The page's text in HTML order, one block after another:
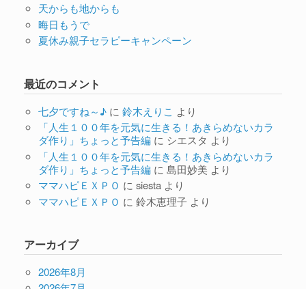
天からも地からも
晦日もうで
夏休み親子セラピーキャンペーン
最近のコメント
七夕ですね～♪に 鈴木えりこ より
「人生１００年を元気に生きる！あきらめないカラ
ダ作り」ちょっと予告編に シエスタ より
「人生１００年を元気に生きる！あきらめないカラ
ダ作り」ちょっと予告編に 島田妙美 より
ママハピＥＸＰＯ に siestaより
ママハピＥＸＰＯ に 鈴木恵理子より
アーカイブ
2026年8月